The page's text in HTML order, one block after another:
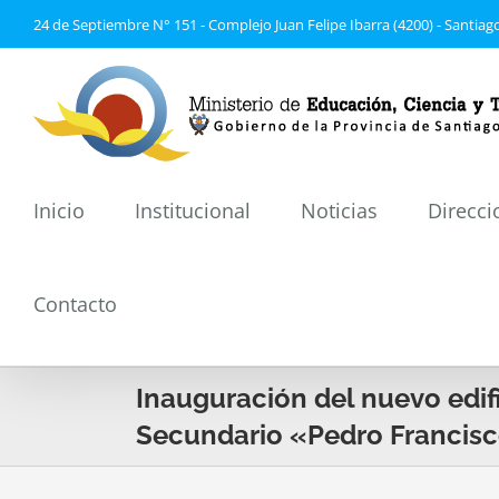
al
24 de Septiembre N° 151 - Complejo Juan Felipe Ibarra (4200) -
Inicio Institucional Noticias
Contacto
Inauguración del nuevo
Secundario «Pedro